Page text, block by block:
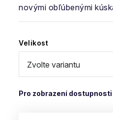
novými obľúbenými
Velikost